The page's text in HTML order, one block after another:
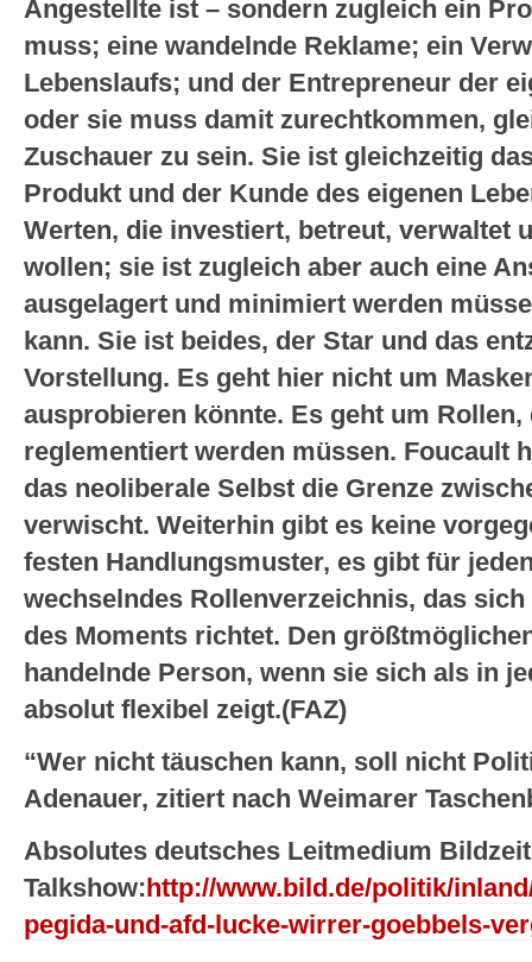
Angestellte ist – sondern zugleich ein
muss; eine wandelnde Reklame; ein
Lebenslaufs; und der Entrepreneur der
oder sie muss damit zurechtkommen,
Zuschauer zu sein. Sie ist gleichzeitig
Produkt und der Kunde des eigenen
Werten, die investiert, betreut, verwaltet
wollen; sie ist zugleich aber auch eine
ausgelagert und minimiert werden
kann. Sie ist beides, der Star und das
Vorstellung. Es geht hier nicht um
ausprobieren könnte. Es geht um
reglementiert werden müssen. Foucault
das neoliberale Selbst die Grenze
verwischt. Weiterhin gibt es keine
festen Handlungsmuster, es gibt für
wechselndes Rollenverzeichnis, das
des Moments richtet. Den
handelnde Person, wenn sie sich als in
absolut flexibel zeigt.(FAZ)
“Wer nicht täuschen kann, soll nicht
Adenauer, zitiert nach Weimarer
Absolutes deutsches Leitmedium
Talkshow: http://www.bild.de/politik/
pegida-und-afd-lucke-wirrer-goebbels-